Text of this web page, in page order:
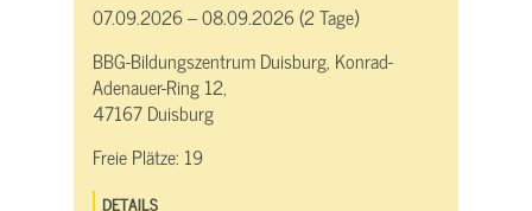
07.09.2026 – 08.09.2026 (2 Tage)
BBG-Bildungszentrum Duisburg, Konrad-
Adenauer-Ring 12,
47167 Duisburg
Freie Plätze: 19
DETAILS